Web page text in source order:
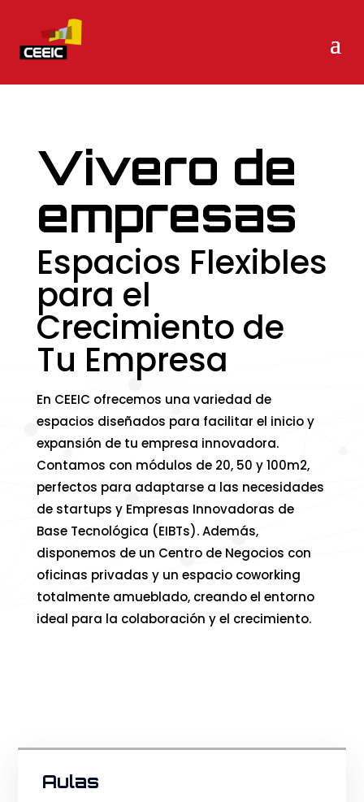
Vivero de
empresas
Espacios Flexibles
para el
Crecimiento de
Tu Empresa
En CEEIC ofrecemos una variedad de
espacios diseñados para facilitar el inicio y
expansión de tu empresa innovadora.
Contamos con módulos de 20, 50 y 100m2,
perfectos para adaptarse a las necesidades
de startups y Empresas Innovadoras de
Base Tecnológica (EIBTs). Además,
disponemos de un Centro de Negocios con
oficinas privadas y un espacio coworking
totalmente amueblado, creando el entorno
ideal para la colaboración y el crecimiento.
Aulas